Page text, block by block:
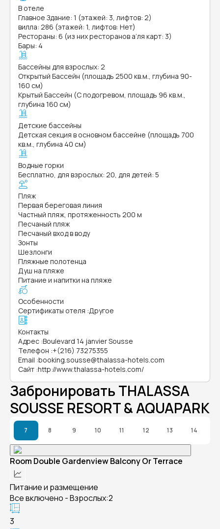
В отеле
Главное Здание: 1 (этажей: 3, лифтов: 2)
вилла: 286 (этажей: 1, лифтов: Нет)
Рестораны: 6 (из них ресторанов а’ля карт: 3)
Бары: 4
Бассейны для взрослых: 2
Открытый Бассейн (площадь 2500 кв.м., глубина 90-
160 см)
Крытый Бассейн (С подогревом, площадь 96 кв.м.,
глубина 160 см)
Детские бассейны
Детская секция в основном бассейне (площадь 700
кв.м., глубина 40 см)
Водные горки
Бесплатно, для взрослых: 20, для детей: 5
Пляж
Первая береговая линия
Частный пляж, протяженность 200 м
Песчаный пляж
Песчаный вход в воду
Зонты
Шезлонги
Пляжные полотенца
Душ на пляже
Питание и напитки на пляже
Особенности
Сертификаты отеля :Другое
Контакты
Адрес :Boulevard 14 janvier Sousse
Телефон :+(216) 73275355
Email :booking.sousse@thalassa-hotels.com
Сайт :http://www.thalassa-hotels.com/
Забронировать THALASSA
SOUSSE RESORT & AQUAPARK
7 8 9 10 11 12 13 14
Room Double Gardenview Balcony Or Terrace
Питание и размещение
Все включено - Взрослых:2
3